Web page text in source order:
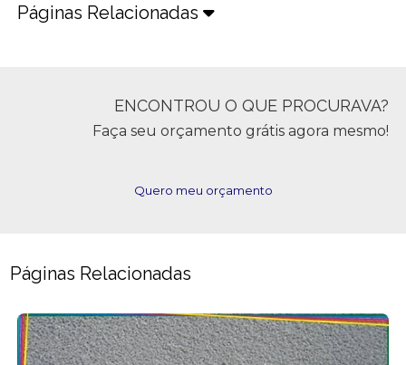
Páginas Relacionadas
ENCONTROU O QUE PROCURAVA?
Faça seu orçamento grátis agora mesmo!
Quero meu orçamento
Páginas Relacionadas